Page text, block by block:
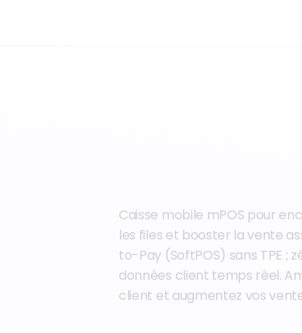
Caisse mobile mPOS pour
les files et booster la vente
to-Pay (SoftPOS) sans TPE ;
données client temps réel.
client et augmentez vos